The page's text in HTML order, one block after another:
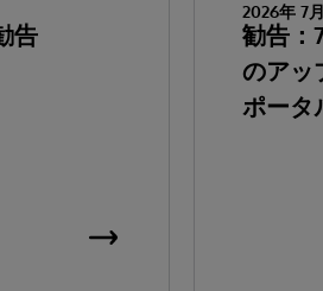
告
2026年 7
勧告：
のアッ
ポータ